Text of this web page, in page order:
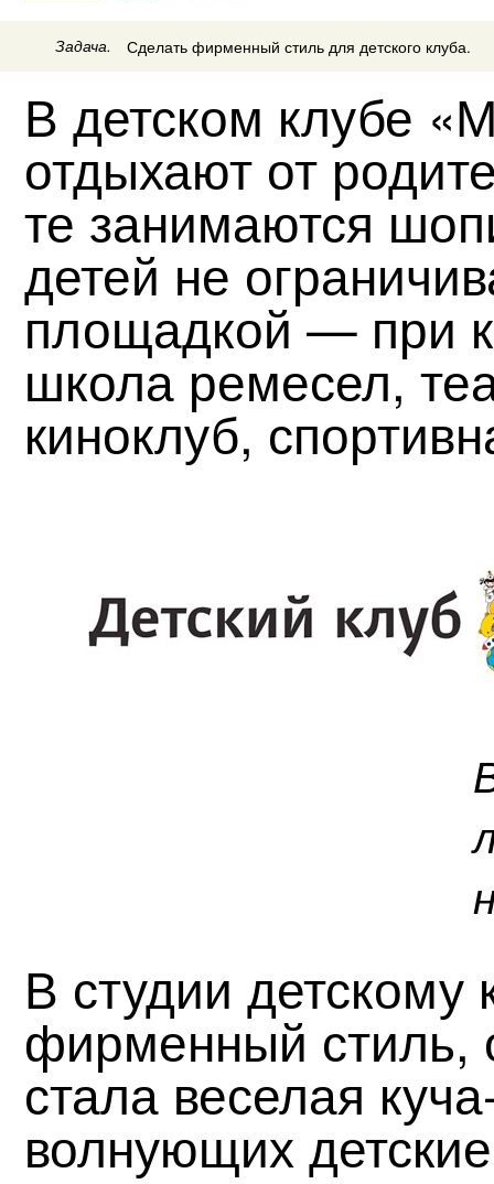
Задача. Сделать фирменный стиль для детского клуба.
В детском клубе
отдыхают от
те занимаются
детей не
площадкой — при
школа ремесел,
киноклуб,
В студии
фирменный стиль,
стала веселая
волнующих